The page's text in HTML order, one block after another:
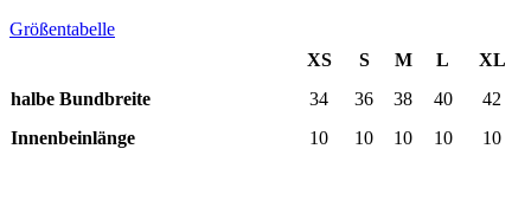
Größentabelle
XS
S M L
XL
halbe Bundbreite
34 36 38 40
42
Innenbeinlänge
10 10 10 10 10